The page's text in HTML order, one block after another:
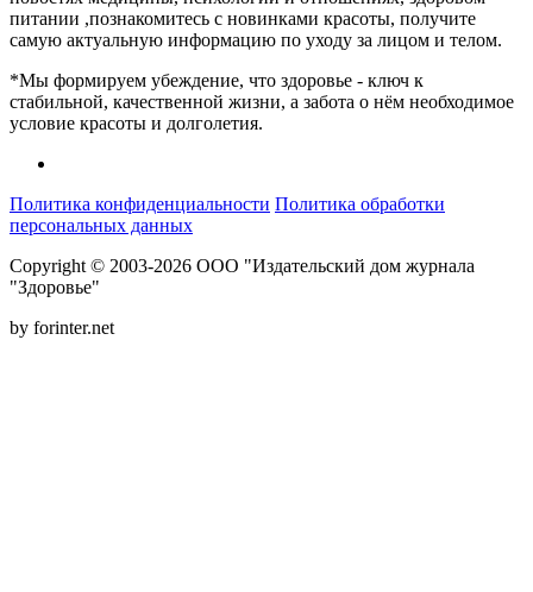
питании ,познакомитесь с новинками красоты, получите
самую актуальную информацию по уходу за лицом и телом.
*Мы формируем убеждение, что здоровье - ключ к
стабильной, качественной жизни, а забота о нём необходимое
условие красоты и долголетия.
Политика конфиденциальности Политика обработки
персональных данных
Copyright © 2003-2026 ООО "Издательский дом журнала
"Здоровье"
by forinter.net